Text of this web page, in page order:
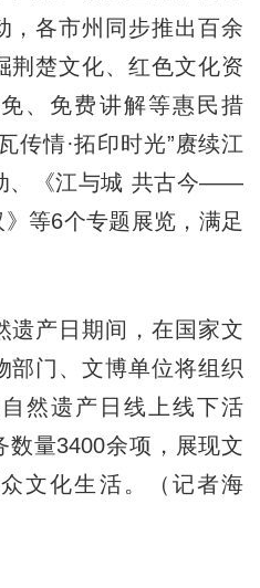
，各市州同步推出百余
荆楚文化、红色文化资
、免费讲解等惠民措
传情·拓印时光”赓续江
、《江与城 共古今——
等6个专题展览，满足
产日期间，在国家文
部门、文博单位将组织
然遗产日线上线下活
量3400余项，展现文
文化生活。（记者海